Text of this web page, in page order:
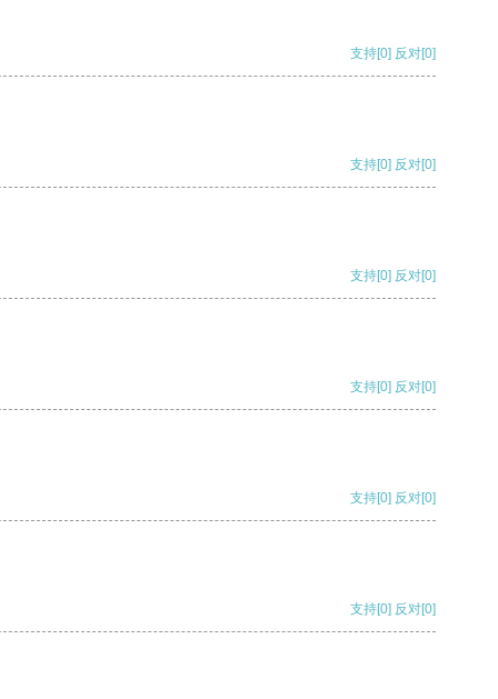
支持[0] 反对[0]
支持[0] 反对[0]
支持[0] 反对[0]
支持[0] 反对[0]
支持[0] 反对[0]
支持[0] 反对[0]